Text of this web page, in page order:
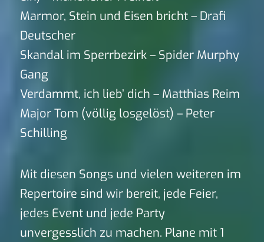
Marmor, Stein und Eisen bricht – Drafi
Deutscher
Skandal im Sperrbezirk – Spider Murphy
Gang
Verdammt, ich lieb’ dich – Matthias Reim
Major Tom (völlig losgelöst) – Peter
Schilling
Mit diesen Songs und vielen weiteren im
Repertoire sind wir bereit, jede Feier,
jedes Event und jede Party
unvergesslich zu machen. Plane mit 1